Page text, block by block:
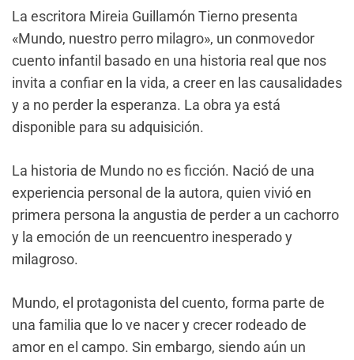
La escritora Mireia Guillamón Tierno presenta
«Mundo, nuestro perro milagro», un conmovedor
cuento infantil basado en una historia real que nos
invita a confiar en la vida, a creer en las causalidades
y a no perder la esperanza. La obra ya está
disponible para su adquisición.
La historia de Mundo no es ficción. Nació de una
experiencia personal de la autora, quien vivió en
primera persona la angustia de perder a un cachorro
y la emoción de un reencuentro inesperado y
milagroso.
Mundo, el protagonista del cuento, forma parte de
una familia que lo ve nacer y crecer rodeado de
amor en el campo. Sin embargo, siendo aún un